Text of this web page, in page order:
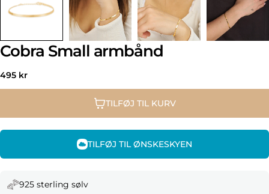
Cobra Small armbånd
Normal
pris
495 kr
TILFØJ TIL KURV
TILFØJ TIL ØNSKESKYEN
925 sterling sølv